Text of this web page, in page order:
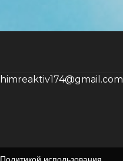
himreaktiv174@gmail.com